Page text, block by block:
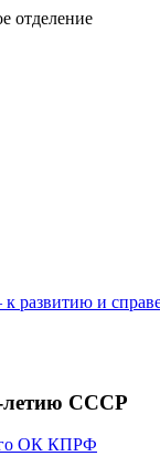
отделение
летию СССР
ОК КПРФ